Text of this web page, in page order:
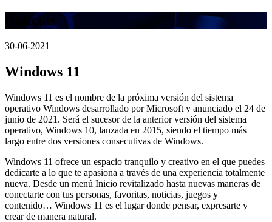
Noticias
30-06-2021
Windows 11
Windows 11 es el nombre de la próxima versión del sistema
operativo Windows desarrollado por Microsoft y anunciado el 24 de
junio de 2021. Será el sucesor de la anterior versión del sistema
operativo, Windows 10, lanzada en 2015, siendo el tiempo más
largo entre dos versiones consecutivas de Windows.
Windows 11 ofrece un espacio tranquilo y creativo en el que puedes
dedicarte a lo que te apasiona a través de una experiencia totalmente
nueva. Desde un menú Inicio revitalizado hasta nuevas maneras de
conectarte con tus personas, favoritas, noticias, juegos y
contenido… Windows 11 es el lugar donde pensar, expresarte y
crear de manera natural.